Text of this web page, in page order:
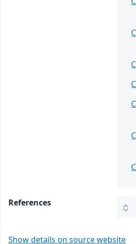
References
Show details on source website